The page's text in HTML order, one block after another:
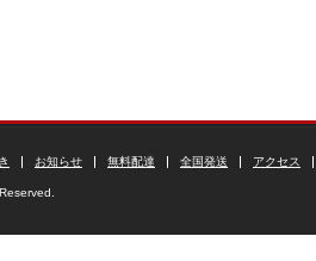
お知らせ 無料配達 全国発送 アクセス